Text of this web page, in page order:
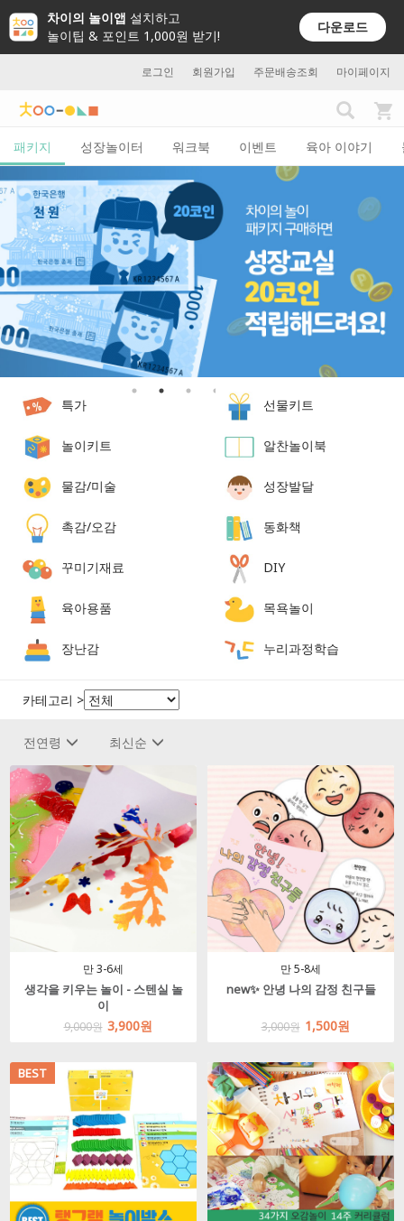
차이의 놀이앱 설치하고
놀이팁 & 포인트 1,000원 받기!
다운로드
로그인 회원가입 주문배송조회 마이페이지
패키지 성장놀이터 워크북 이벤트 육아 이야기
특가 선물키트
놀이키트 알찬놀이북
물감/미술 성장발달
촉감/오감 동화책
꾸미기재료 DIY
육아용품 목욕놀이
장난감 누리과정학습
카테고리 >
전연령 최신순
만 3-6세
생각을 키우는 놀이 - 스텐실 놀
이
9,000원 3,900원
만 5-8세
new✨ 안녕 나의 감정 친구들
3,000원 1,500원
BEST